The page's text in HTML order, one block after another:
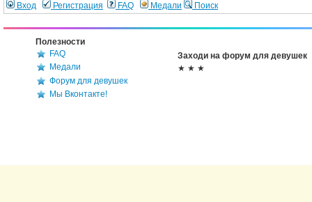
Вход Регистрация FAQ Медали Поиск
Полезности
FAQ
Медали
Форум для девушек
Мы Вконтакте!
Заходи на форум для девушек
★ ★ ★